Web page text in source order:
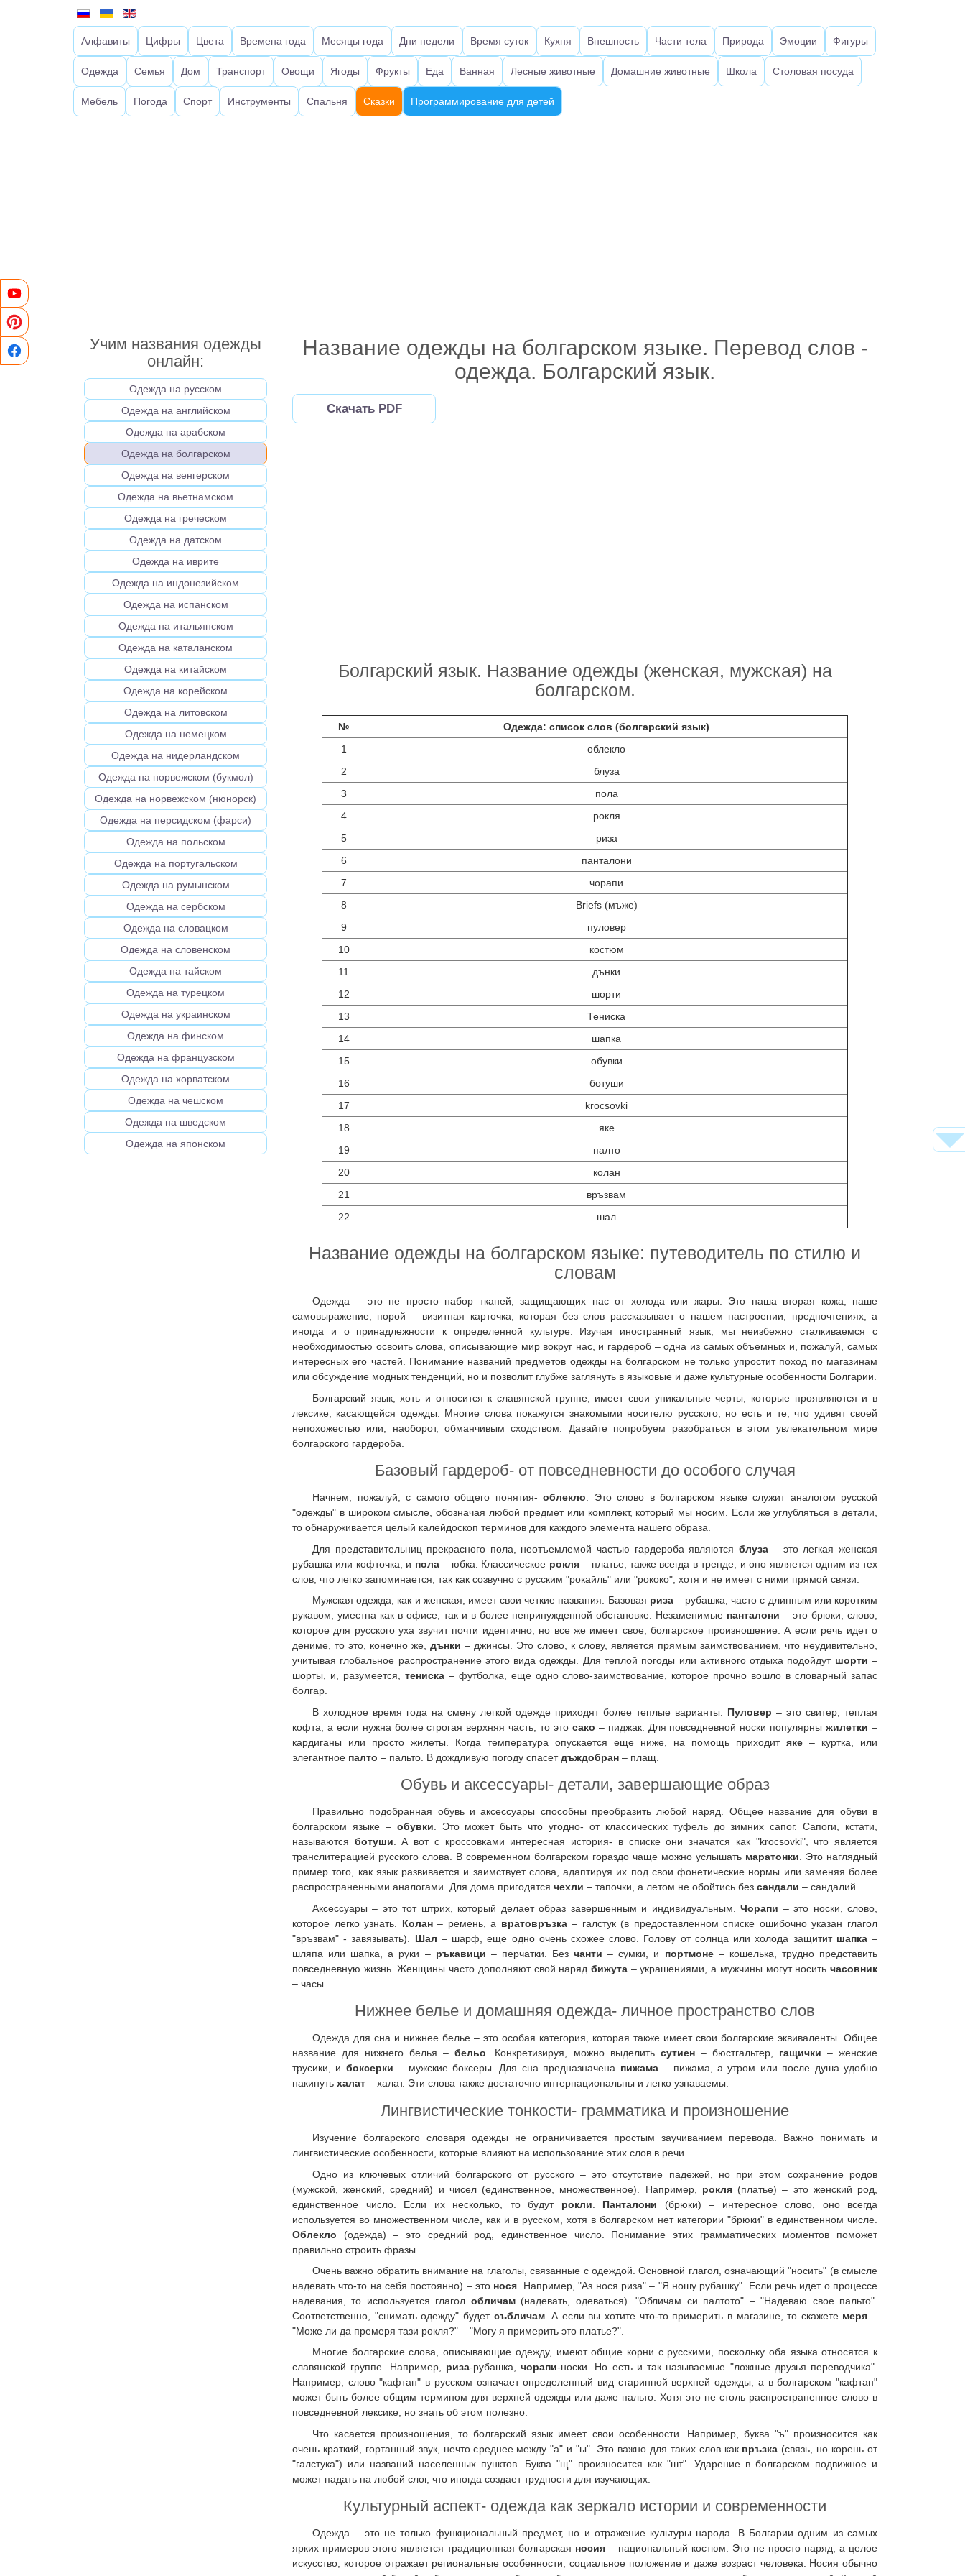
Алфавиты Цифры Цвета Времена года Месяцы года Дни недели Время суток Кухня Внешность Части тела Природа Эмоции Фигуры
Одежда Семья Дом Транспорт Овощи Ягоды Фрукты Еда Ванная Лесные животные Домашние животные Школа Столовая посуда
Мебель Погода Спорт Инструменты Спальня Сказки Программирование для детей
Учим названия одежды
онлайн:
Одежда на русском
Одежда на английском
Одежда на арабском
Одежда на болгарском
Одежда на венгерском
Одежда на вьетнамском
Одежда на греческом
Одежда на датском
Одежда на иврите
Одежда на индонезийском
Одежда на испанском
Одежда на итальянском
Одежда на каталанском
Одежда на китайском
Одежда на корейском
Одежда на литовском
Одежда на немецком
Одежда на нидерландском
Одежда на норвежском (букмол)
Одежда на норвежском (нюнорск)
Одежда на персидском (фарси)
Одежда на польском
Одежда на португальском
Одежда на румынском
Одежда на сербском
Одежда на словацком
Одежда на словенском
Одежда на тайском
Одежда на турецком
Одежда на украинском
Одежда на финском
Одежда на французском
Одежда на хорватском
Одежда на чешском
Одежда на шведском
Одежда на японском
Название одежды на болгарском языке. Перевод слов -
одежда. Болгарский язык.
Скачать PDF
Болгарский язык. Название одежды (женская, мужская) на
болгарском.
№
Одежда: список слов (болгарский язык)
1
облекло
2
блуза
3
пола
4
рокля
5
риза
6
панталони
7
чорапи
8
Briefs (мъже)
9
пуловер
10
костюм
11
дънки
12
шорти
13
Тениска
14
шапка
15
обувки
16
ботуши
17
krocsovki
18
яке
19
палто
20
колан
21
връзвам
22
шал
Название одежды на болгарском языке: путеводитель по стилю и
словам
Одежда – это не просто набор тканей, защищающих нас от холода или жары. Это наша вторая кожа, наше
самовыражение, порой – визитная карточка, которая без слов рассказывает о нашем настроении, предпочтениях, а
иногда и о принадлежности к определенной культуре. Изучая иностранный язык, мы неизбежно сталкиваемся с
необходимостью освоить слова, описывающие мир вокруг нас, и гардероб – одна из самых объемных и, пожалуй, самых
интересных его частей. Понимание названий предметов одежды на болгарском не только упростит поход по магазинам
или обсуждение модных тенденций, но и позволит глубже заглянуть в языковые и даже культурные особенности Болгарии.
Болгарский язык, хоть и относится к славянской группе, имеет свои уникальные черты, которые проявляются и в
лексике, касающейся одежды. Многие слова покажутся знакомыми носителю русского, но есть и те, что удивят своей
непохожестью или, наоборот, обманчивым сходством. Давайте попробуем разобраться в этом увлекательном мире
болгарского гардероба.
Базовый гардероб- от повседневности до особого случая
Начнем, пожалуй, с самого общего понятия- облекло. Это слово в болгарском языке служит аналогом русской
"одежды" в широком смысле, обозначая любой предмет или комплект, который мы носим. Если же углубляться в детали,
то обнаруживается целый калейдоскоп терминов для каждого элемента нашего образа.
Для представительниц прекрасного пола, неотъемлемой частью гардероба являются блуза– это легкая женская
рубашка или кофточка, и пола– юбка. Классическое рокля– платье, также всегда в тренде, и оно является одним из тех
слов, что легко запоминается, так как созвучно с русским "рокайль" или "рококо", хотя и не имеет с ними прямой связи.
Мужская одежда, как и женская, имеет свои четкие названия. Базовая риза– рубашка, часто с длинным или коротким
рукавом, уместна как в офисе, так и в более непринужденной обстановке. Незаменимые панталони – это брюки, слово,
которое для русского уха звучит почти идентично, но все же имеет свое, болгарское произношение. А если речь идет о
дениме, то это, конечно же, дънки – джинсы. Это слово, к слову, является прямым заимствованием, что неудивительно,
учитывая глобальное распространение этого вида одежды. Для теплой погоды или активного отдыха подойдут шорти –
шорты, и, разумеется, тениска– футболка, еще одно слово-заимствование, которое прочно вошло в словарный запас
болгар.
В холодное время года на смену легкой одежде приходят более теплые варианты. Пуловер – это свитер, теплая
кофта, а если нужна более строгая верхняя часть, то это сако – пиджак. Для повседневной носки популярныжилетки –
кардиганы или просто жилеты. Когда температура опускается еще ниже, на помощь приходит яке – куртка, или
элегантное палто – пальто. В дождливую погоду спасетдъждобран – плащ.
Обувь и аксессуары- детали, завершающие образ
Правильно подобранная обувь и аксессуары способны преобразить любой наряд. Общее название для обуви в
болгарском языке – обувки. Это может быть что угодно- от классических туфель до зимних сапог. Сапоги, кстати,
называются ботуши. А вот с кроссовками интересная история- в списке они значатся как "krocsovki", что является
транслитерацией русского слова. В современном болгарском гораздо чаще можно услышать маратонки. Это наглядный
пример того, как язык развивается и заимствует слова, адаптируя их под свои фонетические нормы или заменяя более
распространенными аналогами. Для дома пригодятся чехли – тапочки, а летом не обойтись без сандали – сандалий.
Аксессуары – это тот штрих, который делает образ завершенным и индивидуальным.Чорапи – это носки, слово,
которое легко узнать. Колан– ремень, а вратовръзка– галстук (в предоставленном списке ошибочно указан глагол
"връзвам" - завязывать). Шал – шарф, еще одно очень схожее слово. Голову от солнца или холода защитит шапка–
шляпа или шапка, а руки – ръкавици – перчатки. Безчанти – сумки, и портмоне– кошелька, трудно представить
повседневную жизнь. Женщины часто дополняют свой наряд бижута – украшениями, а мужчины могут носить часовник
– часы.
Нижнее белье и домашняя одежда- личное пространство слов
Одежда для сна и нижнее белье – это особая категория, которая также имеет свои болгарские эквиваленты. Общее
название для нижнего белья –бельо. Конкретизируя, можно выделить сутиен– бюстгальтер, гащички – женские
трусики, и боксерки – мужские боксеры. Для сна предназначена пижама– пижама, а утром или после душа удобно
накинуть халат – халат. Эти слова также достаточно интернациональны и легко узнаваемы.
Лингвистические тонкости- грамматика и произношение
Изучение болгарского словаря одежды не ограничивается простым заучиванием перевода. Важно понимать и
лингвистические особенности, которые влияют на использование этих слов в речи.
Одно из ключевых отличий болгарского от русского – это отсутствие падежей, но при этом сохранение родов
(мужской, женский, средний) и чисел (единственное, множественное). Например, рокля(платье) – это женский род,
единственное число. Если их несколько, то будут рокли Панталони (брюки) – интересное слово, оно всегда
используется во множественном числе, как и в русском, хотя в болгарском нет категории "брюки" в единственном числе.
Облекло (одежда) – это средний род, единственное число. Понимание этих грамматических моментов поможет
правильно строить фразы.
Очень важно обратить внимание на глаголы, связанные с одеждой. Основной глагол, означающий "носить" (в смысле
надевать что-то на себя постоянно) – это нося . Например, "Аз нося риза" – "Я ношу рубашку". Если речь идет о процессе
надевания, то используется глагол обличам(надевать, одеваться). "Обличам си палтото" – "Надеваю свое пальто".
Соответственно, "снимать одежду" будет събличам. А если вы хотите что-то примерить в магазине, то скажете меря –
"Може ли да премеря тази рокля?" – "Могу я примерить это платье?".
Многие болгарские слова, описывающие одежду, имеют общие корни с русскими, поскольку оба языка относятся к
славянской группе. Например, риза-рубашка, чорапи-носки. Но есть и так называемые "ложные друзья переводчика".
Например, слово "кафтан" в русском означает определенный вид старинной верхней одежды, а в болгарском "кафтан"
может быть более общим термином для верхней одежды или даже пальто. Хотя это не столь распространенное слово в
повседневной лексике, но знать об этом полезно.
Что касается произношения, то болгарский язык имеет свои особенности. Например, буква "ъ" произносится как
очень краткий, гортанный звук, нечто среднее между "а" и "ы". Это важно для таких слов как връзка (связь, но корень от
"галстука") или названий населенных пунктов. Буква "щ" произносится как "шт". Ударение в болгарском подвижное и
может падать на любой слог, что иногда создает трудности для изучающих.
Культурный аспект- одежда как зеркало истории и современности
Одежда – это не только функциональный предмет, но и отражение культуры народа. В Болгарии одним из самых
ярких примеров этого является традиционная болгарская носия – национальный костюм. Это не просто наряд, а целое
искусство, которое отражает региональные особенности, социальное положение и даже возраст человека. Носия обычно